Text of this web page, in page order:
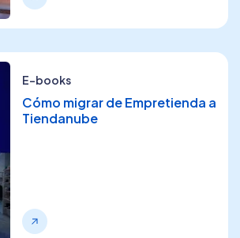
E-books
Cómo migrar de Empretienda a
Tiendanube